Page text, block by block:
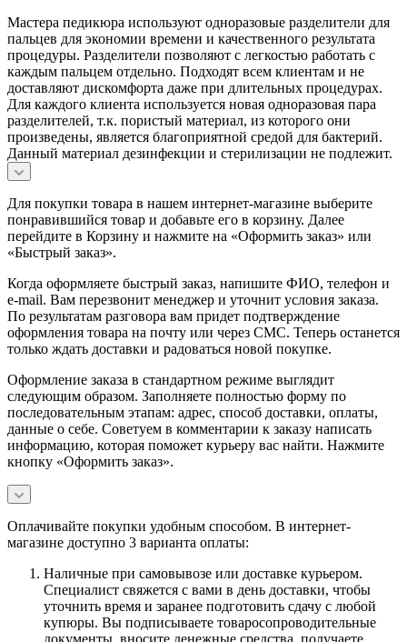
Мастера педикюра используют одноразовые разделители для
пальцев для экономии времени и качественного результата
процедуры. Разделители позволяют с легкостью работать с
каждым пальцем отдельно. Подходят всем клиентам и не
доставляют дискомфорта даже при длительных процедурах.
Для каждого клиента используется новая одноразовая пара
разделителей, т.к. пористый материал, из которого они
произведены, является благоприятной средой для бактерий.
Данный материал дезинфекции и стерилизации не подлежит.
Для покупки товара в нашем интернет-магазине выберите
понравившийся товар и добавьте его в корзину. Далее
перейдите в Корзину и нажмите на «Оформить заказ» или
«Быстрый заказ».
Когда оформляете быстрый заказ, напишите ФИО, телефон и
e-mail. Вам перезвонит менеджер и уточнит условия заказа.
По результатам разговора вам придет подтверждение
оформления товара на почту или через СМС. Теперь останется
только ждать доставки и радоваться новой покупке.
Оформление заказа в стандартном режиме выглядит
следующим образом. Заполняете полностью форму по
последовательным этапам: адрес, способ доставки, оплаты,
данные о себе. Советуем в комментарии к заказу написать
информацию, которая поможет курьеру вас найти. Нажмите
кнопку «Оформить заказ».
Оплачивайте покупки удобным способом. В интернет-
магазине доступно 3 варианта оплаты:
Наличные при самовывозе или доставке курьером.
Специалист свяжется с вами в день доставки, чтобы
уточнить время и заранее подготовить сдачу с любой
купюры. Вы подписываете товаросопроводительные
документы, вносите денежные средства, получаете